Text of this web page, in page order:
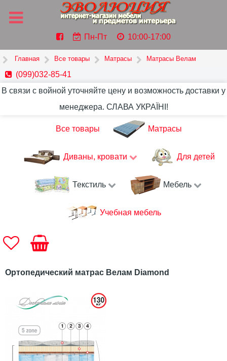
Пн-Пт 10:00-17:00
Главная Все товары Матрасы Матрасы Велам
(099)032-85-41
В связи с войной уточняйте цену и возможность доставки у
менеджера. СЛАВА УКРАЇНІ!
Все товары Матрасы
Диваны, кровати Для детей
Текстиль Мебель
Учебная мебель
Ортопедический матрас Велам Diamond